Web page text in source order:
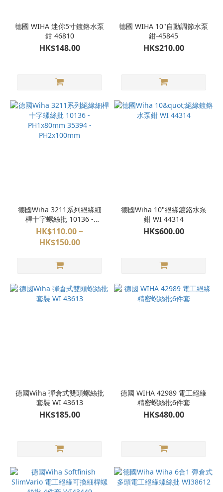
德國 WIHA 迷你5寸鍍鉻水泵
鉗 46810
HK$148.00
德國 WIHA 10"自動調節水泵
鉗-45845
HK$210.00
德國Wiha 3211系列絕緣細
桿十字螺絲批 10136 -
PH1x80mm 35394 -
PH2x100mm
HK$110.00 ~
HK$150.00
德國Wiha 10"絕緣鍍鉻水泵
鉗 WI 44314
HK$600.00
德國Wiha 彈倉式雙頭螺絲批
套裝 WI 43613
HK$185.00
德國 WIHA 42989 電工絕緣
精密螺絲批6件套
HK$480.00